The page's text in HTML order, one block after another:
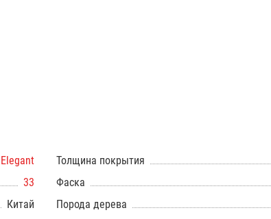
Толщина покрытия
33 Фаска
Китай Порода дерева